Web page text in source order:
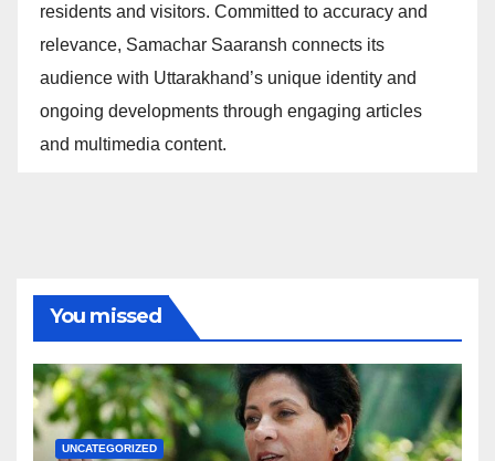
residents and visitors. Committed to accuracy and
relevance, Samachar Saaransh connects its
audience with Uttarakhand’s unique identity and
ongoing developments through engaging articles
and multimedia content.
You missed
UNCATEGORIZED